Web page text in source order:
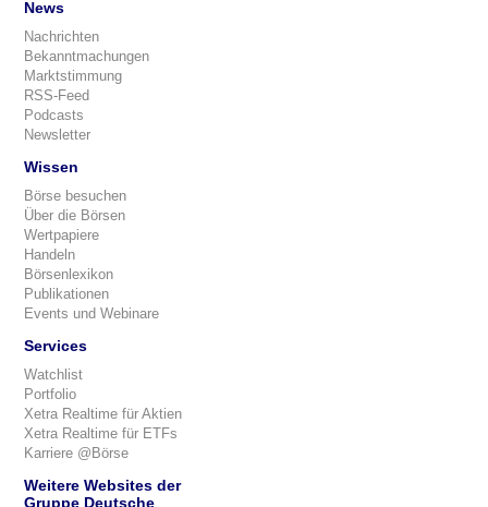
News
Nachrichten
Bekanntmachungen
Marktstimmung
RSS-Feed
Podcasts
Newsletter
Wissen
Börse besuchen
Über die Börsen
Wertpapiere
Handeln
Börsenlexikon
Publikationen
Events und Webinare
Services
Watchlist
Portfolio
Xetra Realtime für Aktien
Xetra Realtime für ETFs
Karriere @Börse
Weitere Websites der
Gruppe Deutsche